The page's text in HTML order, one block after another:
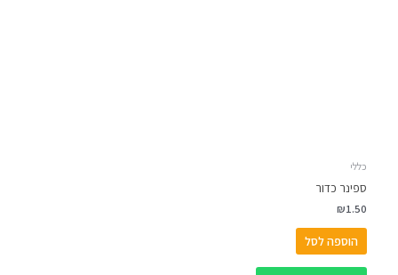
כללי
ספינר כדור
₪1.50
הוספה לסל